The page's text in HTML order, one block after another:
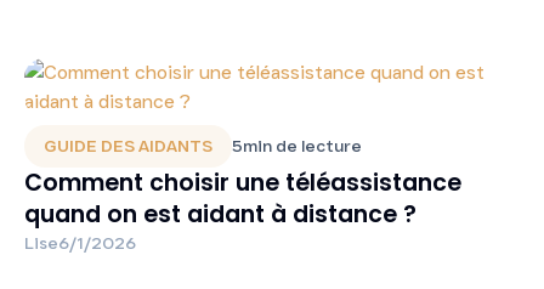
GUIDE DES AIDANTS 5min de lecture
Comment choisir une téléassistance
quand on est aidant à distance ?
Lise6/1/2026